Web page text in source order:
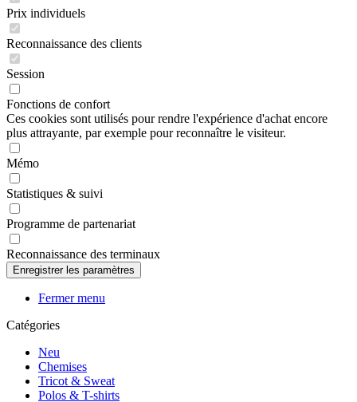
Prix individuels
Reconnaissance des clients
Session
Fonctions de confort
Ces cookies sont utilisés pour rendre l'expérience d'achat encore
plus attrayante, par exemple pour reconnaître le visiteur.
Mémo
Statistiques & suivi
Programme de partenariat
Reconnaissance des terminaux
Fermer menu
Catégories
Neu
Chemises
Tricot & Sweat
Polos & T-shirts